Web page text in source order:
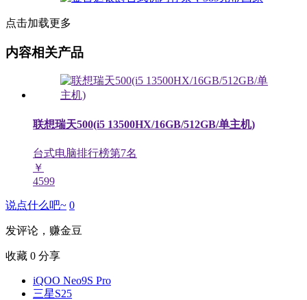
点击加载更多
内容相关产品
联想瑞天500(i5 13500HX/16GB/512GB/单主机)
台式电脑排行榜第7名
￥
4599
说点什么吧~ 0
发评论，赚金豆
收藏 0 分享
iQOO Neo9S Pro
三星S25